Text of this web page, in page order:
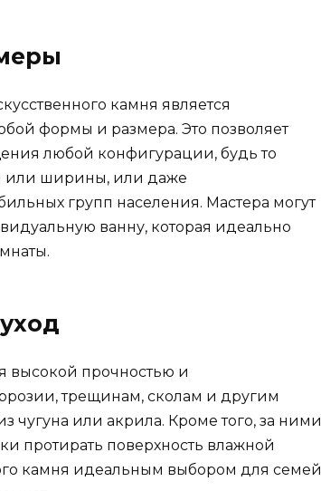
камня является
формы и размера. Это позволяет
любой конфигурации, будь то
или ширины, или даже
групп населения. Мастера могут
ванну, которая идеально
высокой прочностью и
трещинам, сколам и другим
или акрила. Кроме того, за ними
протирать поверхность влажной
камня идеальным выбором для семей